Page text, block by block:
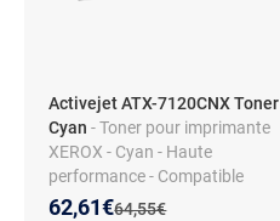
Activejet ATX-7120CNX Toner
Cyan - Toner pour imprimante
XEROX - Cyan - Haute
performance - Compatible
WORKCENTRE 7120
Ancien prix :
64,55€
Nouveau prix :
62,61€
Réduction de :